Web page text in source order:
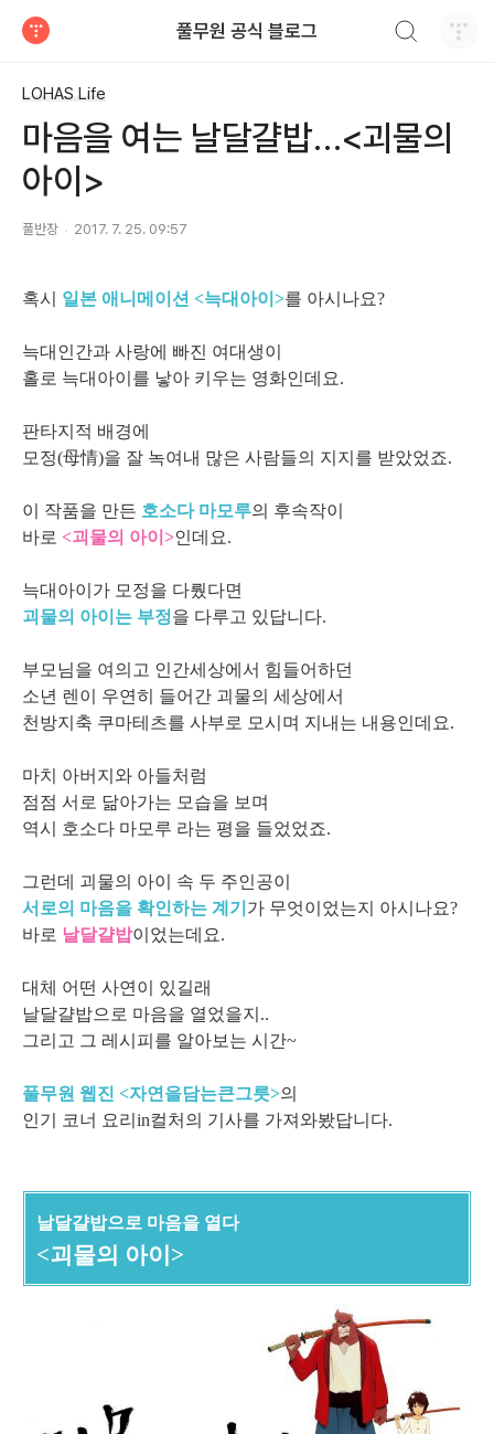
풀무원 공식 블로그
LOHAS Life
마음을 여는 날달걀밥…<괴물의
아이>
풀반장 2017. 7. 25. 09:57
혹시 일본 애니메이션 <늑대아이>를 아시나요?
늑대인간과 사랑에 빠진 여대생이
홀로 늑대아이를 낳아 키우는 영화인데요.
판타지적 배경에
모정(母情)을 잘 녹여내 많은 사람들의 지지를 받았었죠.
이 작품을 만든 호소다 마모루의 후속작이
바로 <괴물의 아이>인데요.
늑대아이가 모정을 다뤘다면
괴물의 아이는 부정을 다루고 있답니다.
부모님을 여의고 인간세상에서 힘들어하던
소년 렌이 우연히 들어간 괴물의 세상에서
천방지축 쿠마테츠를 사부로 모시며 지내는 내용인데요.
마치 아버지와 아들처럼
점점 서로 닮아가는 모습을 보며
역시 호소다 마모루 라는 평을 들었었죠.
그런데 괴물의 아이 속 두 주인공이
서로의 마음을 확인하는 계기 가 무엇이었는지 아시나요?
바로 날달걀밥이었는데요.
대체 어떤 사연이 있길래
날달걀밥으로 마음을 열었을지..
그리고 그 레시피를 알아보는 시간~
풀무원 웹진 <자연을담는큰그릇>의
인기 코너 요리in컬처의 기사를 가져와봤답니다.
날달걀밥으로 마음을 열다
<괴물의 아이>